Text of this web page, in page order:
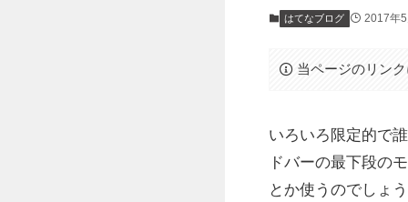
はてなブログ 2017年
当ページのリン
いろいろ限定的で
ドバーの最下段の
とか使うのでしょ